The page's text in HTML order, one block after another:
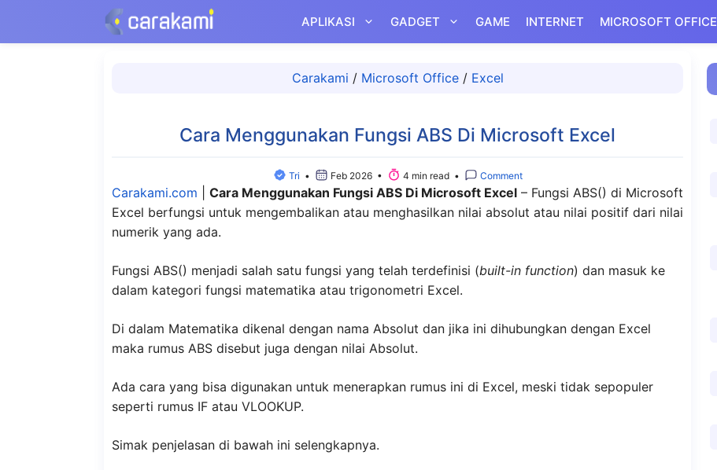
isi
APLIKASI GADGET GAME INTERNET MICROSOFT OFFICE
Carakami / Microsoft Office/ Excel
Cara Menggunakan Fungsi ABS Di Microsoft Excel
Tri • Feb 2026 • 4 min read • Comment
Carakami.com Cara Menggunakan Fungsi ABS Di Microsoft Excel – Fungsi ABS() di Microsoft
Excel berfungsi untuk mengembalikan atau menghasilkan nilai absolut atau nilai positif dari nilai
numerik yang ada.
Fungsi ABS() menjadi salah satu fungsi yang telah terdefinisi (built-in function) dan masuk ke
dalam kategori fungsi matematika atau trigonometri Excel.
Di dalam Matematika dikenal dengan nama Absolut dan jika ini dihubungkan dengan Excel
maka rumus ABS disebut juga dengan nilai Absolut.
Ada cara yang bisa digunakan untuk menerapkan rumus ini di Excel, meski tidak sepopuler
seperti rumus IF atau VLOOKUP.
Simak penjelasan di bawah ini selengkapnya.